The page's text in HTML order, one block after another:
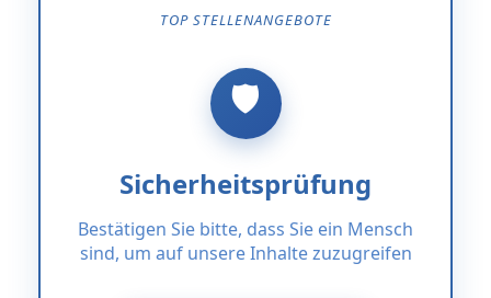
TOP STELLENANGEBOTE
Sicherheitsprüfung
Bestätigen Sie bitte, dass Sie ein Mensch
sind, um auf unsere Inhalte zuzugreifen